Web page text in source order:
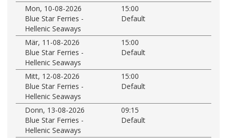
Mon, 10-08-2026
15:00
Blue Star Ferries -
Hellenic Seaways
Default
Mär, 11-08-2026
15:00
Blue Star Ferries -
Hellenic Seaways
Default
Mitt, 12-08-2026
15:00
Blue Star Ferries -
Hellenic Seaways
Default
Donn, 13-08-2026
09:15
Blue Star Ferries -
Hellenic Seaways
Default